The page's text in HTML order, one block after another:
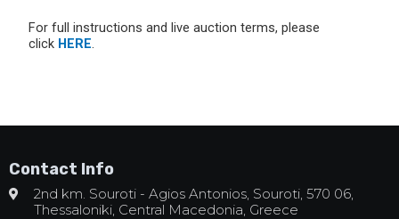
For full instructions and live auction terms, please
click HERE.
Contact Info
2nd km. Souroti - Agios Antonios, Souroti, 570 06,
Thessaloniki, Central Macedonia, Greece